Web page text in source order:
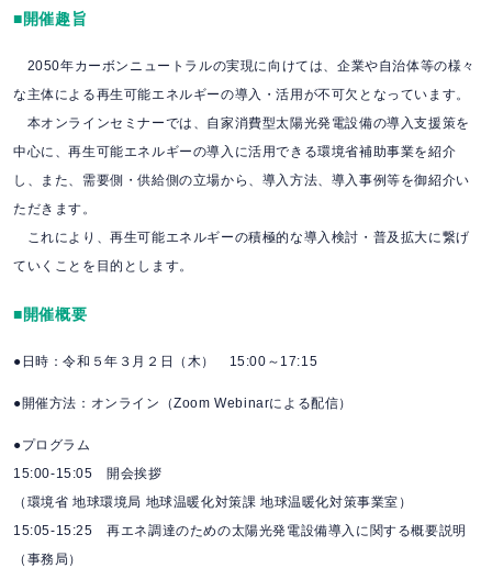
■開催趣旨
2050年カーボンニュートラルの実現に向けては、企業や自治体等の様々
な主体による再生可能エネルギーの導入・活用が不可欠となっています。
本オンラインセミナーでは、自家消費型太陽光発電設備の導入支援策を
中心に、再生可能エネルギーの導入に活用できる環境省補助事業を紹介
し、また、需要側・供給側の立場から、導入方法、導入事例等を御紹介い
ただきます。
これにより、再生可能エネルギーの積極的な導入検討・普及拡大に繋げ
ていくことを目的とします。
■開催概要
●日時：令和５年３月２日（木） 15:00～17:15
●開催方法：オンライン（Zoom Webinarによる配信）
●プログラム
15:00-15:05 開会挨拶
（環境省 地球環境局 地球温暖化対策課 地球温暖化対策事業室）
15:05-15:25 再エネ調達のための太陽光発電設備導入に関する概要説明
（事務局）